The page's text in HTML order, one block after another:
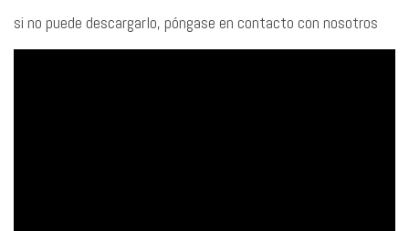
si no puede descargarlo, póngase en contacto con nosotros